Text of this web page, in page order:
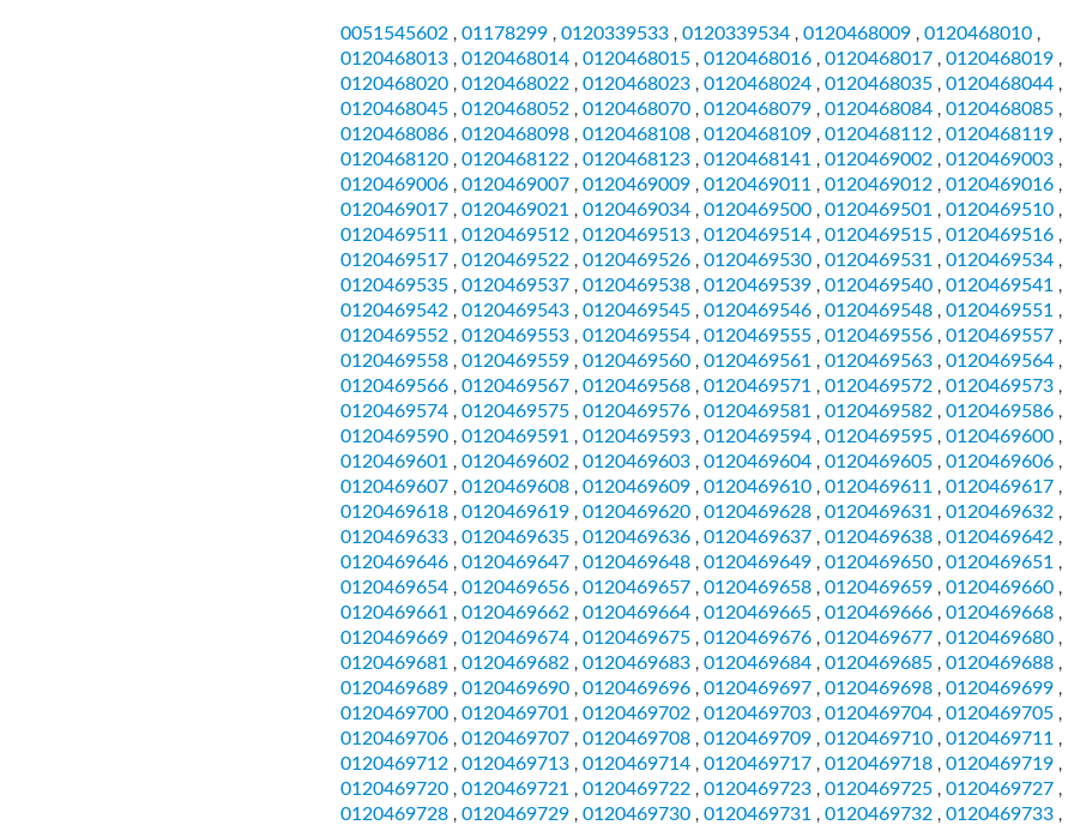
0051545602 , 01178299 , 0120339533 , 0120339534 , 0120468009 , 0120468010 ,
0120468013 , 0120468014 , 0120468015 , 0120468016 , 0120468017 , 0120468019 ,
0120468020 , 0120468022 , 0120468023 , 0120468024 , 0120468035 , 0120468044 ,
0120468045 , 0120468052 , 0120468070 , 0120468079 , 0120468084 , 0120468085 ,
0120468086 , 0120468098 , 0120468108 , 0120468109 , 0120468112 , 0120468119 ,
0120468120 , 0120468122 , 0120468123 , 0120468141 , 0120469002 , 0120469003 ,
0120469006 , 0120469007 , 0120469009 , 0120469011 , 0120469012 , 0120469016 ,
0120469017 , 0120469021 , 0120469034 , 0120469500 , 0120469501 , 0120469510 ,
0120469511 , 0120469512 , 0120469513 , 0120469514 , 0120469515 , 0120469516 ,
0120469517 , 0120469522 , 0120469526 , 0120469530 , 0120469531 , 0120469534 ,
0120469535 , 0120469537 , 0120469538 , 0120469539 , 0120469540 , 0120469541 ,
0120469542 , 0120469543 , 0120469545 , 0120469546 , 0120469548 , 0120469551 ,
0120469552 , 0120469553 , 0120469554 , 0120469555 , 0120469556 , 0120469557 ,
0120469558 , 0120469559 , 0120469560 , 0120469561 , 0120469563 , 0120469564 ,
0120469566 , 0120469567 , 0120469568 , 0120469571 , 0120469572 , 0120469573 ,
0120469574 , 0120469575 , 0120469576 , 0120469581 , 0120469582 , 0120469586 ,
0120469590 , 0120469591 , 0120469593 , 0120469594 , 0120469595 , 0120469600 ,
0120469601 , 0120469602 , 0120469603 , 0120469604 , 0120469605 , 0120469606 ,
0120469607 , 0120469608 , 0120469609 , 0120469610 , 0120469611 , 0120469617 ,
0120469618 , 0120469619 , 0120469620 , 0120469628 , 0120469631 , 0120469632 ,
0120469633 , 0120469635 , 0120469636 , 0120469637 , 0120469638 , 0120469642 ,
0120469646 , 0120469647 , 0120469648 , 0120469649 , 0120469650 , 0120469651 ,
0120469654 , 0120469656 , 0120469657 , 0120469658 , 0120469659 , 0120469660 ,
0120469661 , 0120469662 , 0120469664 , 0120469665 , 0120469666 , 0120469668 ,
0120469669 , 0120469674 , 0120469675 , 0120469676 , 0120469677 , 0120469680 ,
0120469681 , 0120469682 , 0120469683 , 0120469684 , 0120469685 , 0120469688 ,
0120469689 , 0120469690 , 0120469696 , 0120469697 , 0120469698 , 0120469699 ,
0120469700 , 0120469701 , 0120469702 , 0120469703 , 0120469704 , 0120469705 ,
0120469706 , 0120469707 , 0120469708 , 0120469709 , 0120469710 , 0120469711 ,
0120469712 , 0120469713 , 0120469714 , 0120469717 , 0120469718 , 0120469719 ,
0120469720 , 0120469721 , 0120469722 , 0120469723 , 0120469725 , 0120469727 ,
0120469728 , 0120469729 , 0120469730 , 0120469731 , 0120469732 , 0120469733 ,